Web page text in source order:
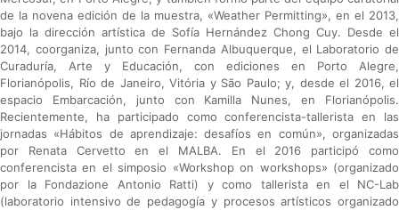
de la novena edición de la muestra, «Weather Permitting», en el 2013,
bajo la dirección artística de Sofía Hernández Chong Cuy. Desde el
2014, coorganiza, junto con Fernanda Albuquerque, el Laboratorio de
Curaduría, Arte y Educación, con ediciones en Porto Alegre,
Florianópolis, Río de Janeiro, Vitória y São Paulo; y, desde el 2016, el
espacio Embarcación, junto con Kamilla Nunes, en Florianópolis.
Recientemente, ha participado como conferencista-tallerista en las
jornadas «Hábitos de aprendizaje: desafíos en común», organizadas
por Renata Cervetto en el MALBA. En el 2016 participó como
conferencista en el simposio «Workshop on workshops» (organizado
por la Fondazione Antonio Ratti) y como tallerista en el NC-Lab
(laboratorio intensivo de pedagogía y procesos artísticos organizado